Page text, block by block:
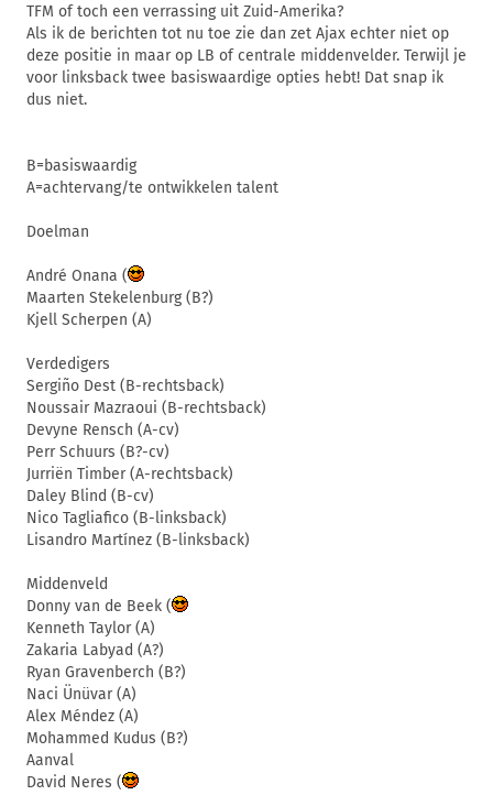
TFM of toch een verrassing uit Zuid-Amerika?
Als ik de berichten tot nu toe zie dan zet Ajax echter niet op
deze positie in maar op LB of centrale middenvelder. Terwijl je
voor linksback twee basiswaardige opties hebt! Dat snap ik
dus niet.
B=basiswaardig
A=achtervang/te ontwikkelen talent
Doelman
André Onana (
Maarten Stekelenburg (B?)
Kjell Scherpen (A)
Verdedigers
Sergiño Dest (B-rechtsback)
Noussair Mazraoui (B-rechtsback)
Devyne Rensch (A-cv)
Perr Schuurs (B?-cv)
Jurriën Timber (A-rechtsback)
Daley Blind (B-cv)
Nico Tagliafico (B-linksback)
Lisandro Martínez (B-linksback)
Middenveld
Donny van de Beek (
Kenneth Taylor (A)
Zakaria Labyad (A?)
Ryan Gravenberch (B?)
Naci Ünüvar (A)
Alex Méndez (A)
Mohammed Kudus (B?)
Aanval
David Neres (